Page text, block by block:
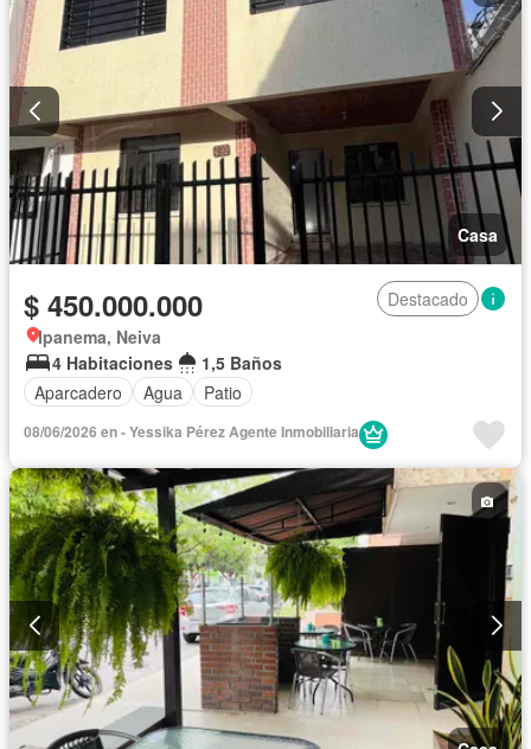
Permite niños
Solo familias
Casa
$ 450.000.000
Destacado
Ipanema, Neiva
4 Habitaciones
1,5 Baños
Aparcadero
Agua Patio
08/06/2026 en - Yessika Pérez Agente Inmobiliaria